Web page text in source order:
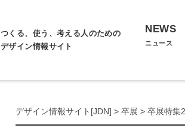
つくる、使う、考える人のための
デザイン情報サイト
NEWS
ニュース
デザイン情報サイト[JDN] > 卒展 > 卒展特集